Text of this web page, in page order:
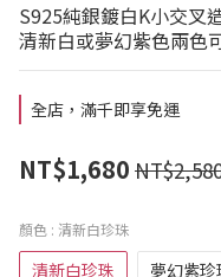
S925純銀鍍白K小交叉
清新白或夢幻紫色兩色
全店，滿千即享免運
NT$1,680
顏色 : 清新白珍珠
清新白珍珠 夢幻紫珍